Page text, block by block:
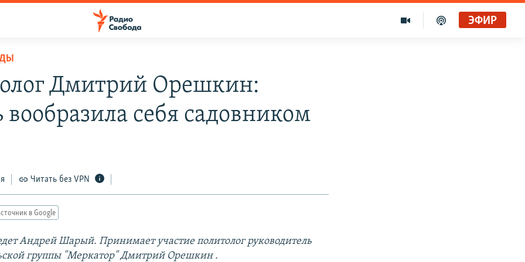
ЭФИР
Дмитрий Орешкин:
вообразила себя садовником
Читать без VPN
в Google
Андрей Шарый. Принимает участие политолог руководитель
группы "Меркатор" Дмитрий Орешкин .